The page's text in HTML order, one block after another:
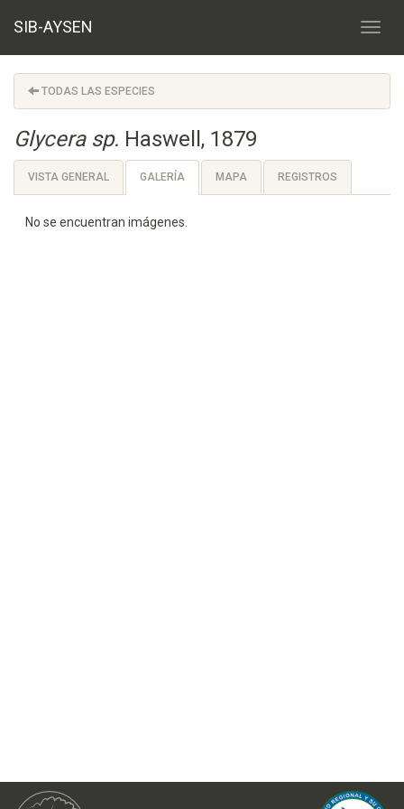
SIB-AYSEN
TODAS LAS ESPECIES
Glycera sp. Haswell, 1879
VISTA GENERAL GALERÍA MAPA REGISTROS
No se encuentran imágenes.